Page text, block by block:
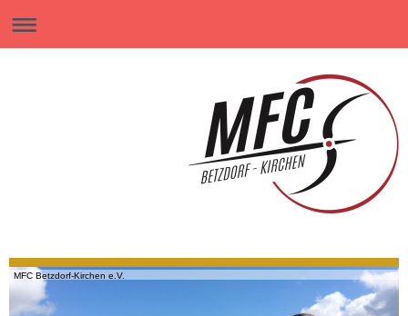
MFC Betzdorf-Kirchen e.V.